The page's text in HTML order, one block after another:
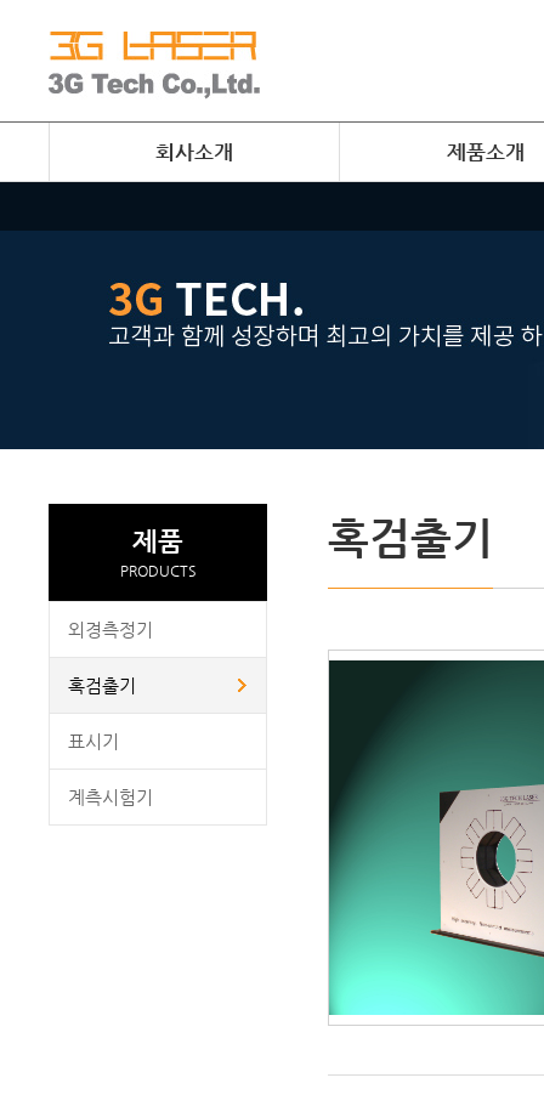
회사소개 제품소개
제품
PRODUCTS
외경측정기
혹검출기
표시기
계측시험기
혹검출기